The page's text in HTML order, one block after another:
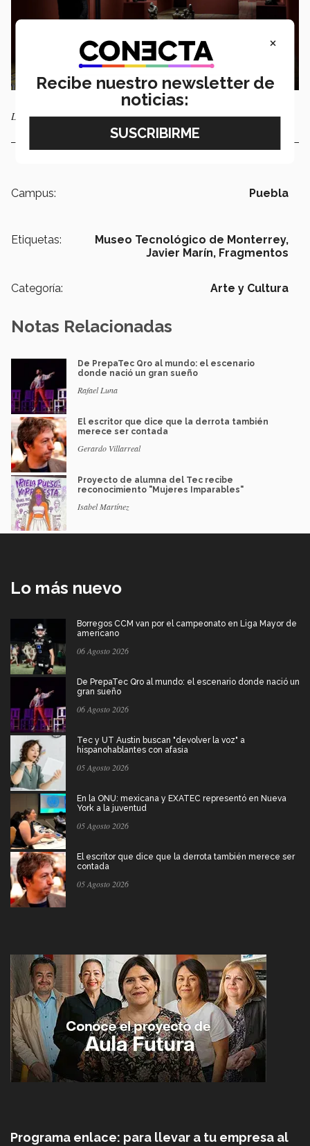
La exposición es gratuita para todo el público
Campus: Puebla
Etiquetas:
Museo Tecnológico de Monterrey,
Javier Marín, Fragmentos
Categoría: Arte y Cultura
Notas Relacionadas
De PrepaTec Qro al mundo: el escenario
donde nació un gran sueño
Rafael Luna
El escritor que dice que la derrota también
merece ser contada
Gerardo Villarreal
Proyecto de alumna del Tec recibe
reconocimiento "Mujeres Imparables"
Isabel Martínez
Lo más nuevo
Borregos CCM van por el campeonato en Liga Mayor de
americano
06 Agosto 2026
De PrepaTec Qro al mundo: el escenario donde nació un
gran sueño
06 Agosto 2026
Tec y UT Austin buscan "devolver la voz" a
hispanohablantes con afasia
05 Agosto 2026
En la ONU: mexicana y EXATEC representó en Nueva
York a la juventud
05 Agosto 2026
El escritor que dice que la derrota también merece ser
contada
05 Agosto 2026
Programa enlace: para llevar a tu empresa al
×
Recibe nuestro newsletter de
noticias: